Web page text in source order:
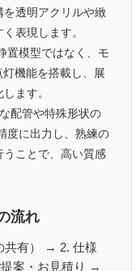
を透明アクリルや緻
表現します。
置模型ではなく、モ
機能を搭載し、展
ます。
配管や特殊形状の
度に出力し、熟練の
ことで、高い質感
流れ
共有） → 2. 仕様
提案・お見積り →